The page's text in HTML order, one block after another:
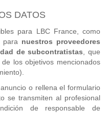
DATOS
para LBC France, como
para nuestros proveedores
de subcontratistas , que
los objetivos mencionados
o rellena el formulario
se transmiten al profesional
de responsable de